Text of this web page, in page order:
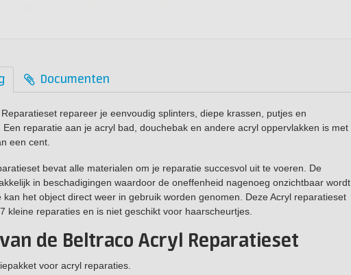
Documenten
repareer je eenvoudig splinters, diepe krassen, putjes en
Een reparatie aan je acryl bad, douchebak en andere acryl oppervlakken is met
een cent.
bevat alle materialen om je reparatie succesvol uit te voeren. De
in beschadigingen waardoor de oneffenheid nagenoeg onzichtbaar wordt
kan het object direct weer in gebruik worden genomen. Deze Acryl reparatieset
kleine reparaties en is niet geschikt voor haarscheurtjes.
de Beltraco Acryl Reparatieset
voor acryl reparaties.